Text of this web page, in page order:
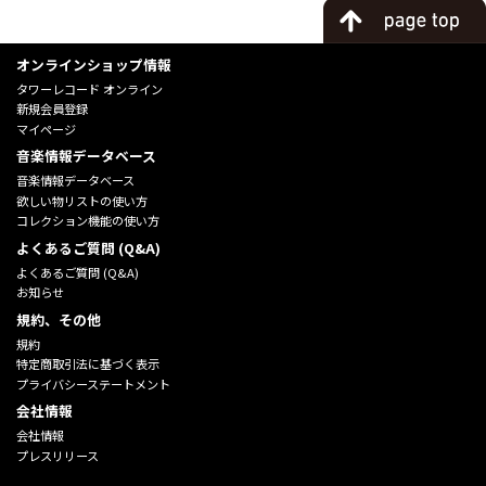
オンラインショップ情報
タワーレコード オンライン
新規会員登録
マイページ
音楽情報データベース
音楽情報データベース
欲しい物リストの使い方
コレクション機能の使い方
よくあるご質問 (Q&A)
よくあるご質問 (Q&A)
お知らせ
規約、その他
規約
特定商取引法に基づく表示
プライバシーステートメント
会社情報
会社情報
プレスリリース